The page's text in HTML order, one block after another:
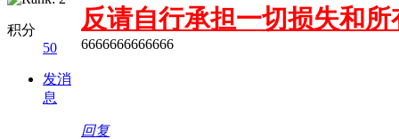
积分
50
发消
息
反请自行承担一切损失和所
6666666666666
回复